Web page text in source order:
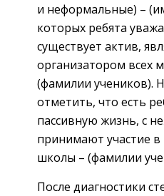
и неформальные) –
которых ребята
существует актив,
организатором всех
(фамилии учеников).
отметить, что есть
пассивную жизнь, с
принимают участие
школы – (фамилии
После диагностики